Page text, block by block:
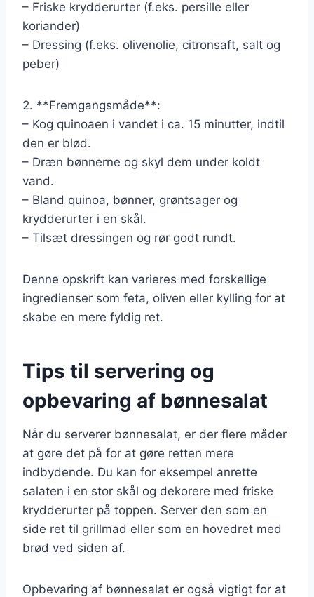
– Friske krydderurter (f.eks. persille eller
koriander)
– Dressing (f.eks. olivenolie, citronsaft, salt og
peber)
2. **Fremgangsmåde**:
– Kog quinoaen i vandet i ca. 15 minutter, indtil
den er blød.
– Dræn bønnerne og skyl dem under koldt
vand.
– Bland quinoa, bønner, grøntsager og
krydderurter i en skål.
– Tilsæt dressingen og rør godt rundt.
Denne opskrift kan varieres med forskellige
ingredienser som feta, oliven eller kylling for at
skabe en mere fyldig ret.
Tips til servering og
opbevaring af bønnesalat
Når du serverer bønnesalat, er der flere måder
at gøre det på for at gøre retten mere
indbydende. Du kan for eksempel anrette
salaten i en stor skål og dekorere med friske
krydderurter på toppen. Server den som en
side ret til grillmad eller som en hovedret med
brød ved siden af.
Opbevaring af bønnesalat er også vigtigt for at